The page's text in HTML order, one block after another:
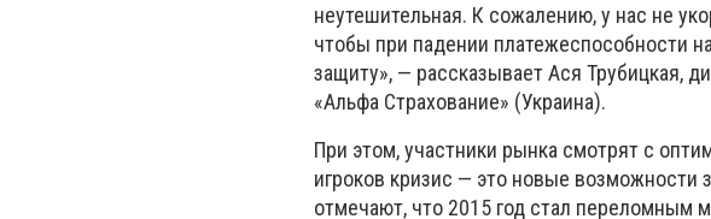
неутешительная. К сожалению, у нас не
чтобы при падении платежеспособности
защиту», — рассказывает Ася Трубицкая,
«Альфа Страхование» (Украина).
При этом, участники рынка смотрят с
игроков кризис — это новые возможности
отмечают, что 2015 год стал переломным